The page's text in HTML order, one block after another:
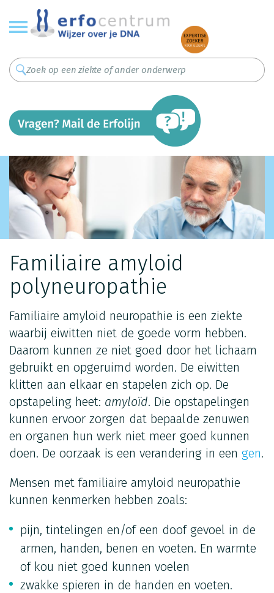
Overslaan
en
naar
inhoud
gaan
Familiaire amyloid
polyneuropathie
Familiaire amyloid neuropathie is een ziekte
waarbij eiwitten niet de goede vorm hebben.
Daarom kunnen ze niet goed door het lichaam
gebruikt en opgeruimd worden. De eiwitten
klitten aan elkaar en stapelen zich op. De
opstapeling heet: amyloïd. Die opstapelingen
kunnen ervoor zorgen dat bepaalde zenuwen
en organen hun werk niet meer goed kunnen
doen. De oorzaak is een verandering in een gen.
Mensen met familiaire amyloid neuropathie
kunnen kenmerken hebben zoals:
pijn, tintelingen en/of een doof gevoel in de
armen, handen, benen en voeten. En warmte
of kou niet goed kunnen voelen
zwakke spieren in de handen en voeten.